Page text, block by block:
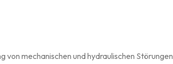
von mechanischen und hydraulischen Störungen